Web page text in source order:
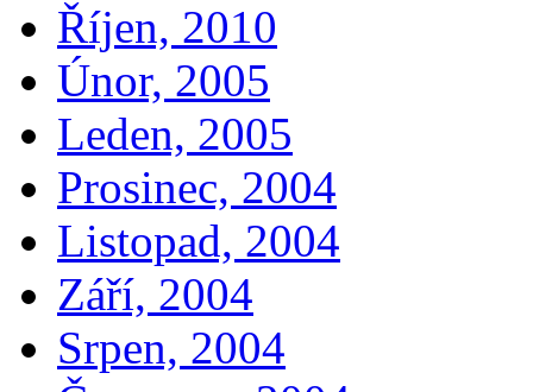
Říjen, 2010
Únor, 2005
Leden, 2005
Prosinec, 2004
Listopad, 2004
Září, 2004
Srpen, 2004